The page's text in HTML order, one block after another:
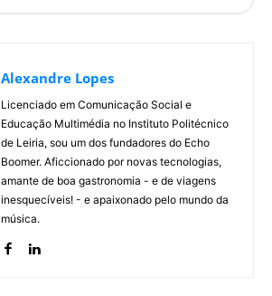
Alexandre Lopes
Licenciado em Comunicação Social e
Educação Multimédia no Instituto Politécnico
de Leiria, sou um dos fundadores do Echo
Boomer. Aficcionado por novas tecnologias,
amante de boa gastronomia - e de viagens
inesquecíveis! - e apaixonado pelo mundo da
música.